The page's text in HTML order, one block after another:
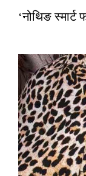
‘नोथिङ